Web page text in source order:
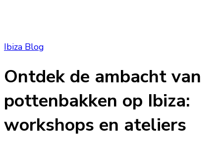
Ibiza Blog
Ontdek de ambacht van
pottenbakken op Ibiza:
workshops en ateliers